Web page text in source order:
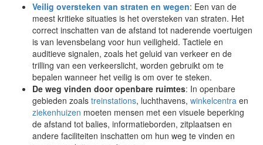
Veilig oversteken van straten en wegen: Een van de
meest kritieke situaties is het oversteken van straten. Het
correct inschatten van de afstand tot naderende voertuigen
is van levensbelang voor hun veiligheid. Tactiele en
auditieve signalen, zoals het geluid van verkeer en de
trilling van een verkeerslicht, worden gebruikt om te
bepalen wanneer het veilig is om over te steken.
De weg vinden door openbare ruimtes: In openbare
gebieden zoals treinstations, luchthavens, winkelcentra en
ziekenhuizen moeten mensen met een visuele beperking
de afstand tot balies, informatieborden, zitplaatsen en
andere faciliteiten inschatten om hun weg te vinden en